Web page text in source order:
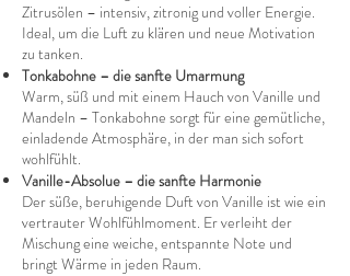
Zitrusölen – intensiv, zitronig und voller Energie.
Ideal, um die Luft zu klären und neue Motivation
zu tanken.
Tonkabohne – die sanfte Umarmung
Warm, süß und mit einem Hauch von Vanille und
Mandeln – Tonkabohne sorgt für eine gemütliche,
einladende Atmosphäre, in der man sich sofort
wohlfühlt.
Vanille-Absolue – die sanfte Harmonie
Der süße, beruhigende Duft von Vanille ist wie ein
vertrauter Wohlfühlmoment. Er verleiht der
Mischung eine weiche, entspannte Note und
bringt Wärme in jeden Raum.